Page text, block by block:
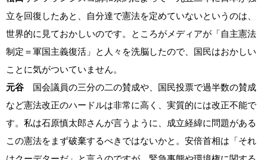
立を回復したあと、自分達で憲法を定めていないというのは、
世界的に見ておかしいのです。ところがメディアが「自主憲法
制定＝軍国主義復活」と人々を洗脳したので、国民はおかしい
ことに気がついていません。
元谷 国会議員の三分の二の賛成や、国民投票で過半数の賛成
など憲法改正のハードルは非常に高く、実質的には改正不能で
す。私は石原慎太郎さんが言うように、成立経緯に問題がある
この憲法をまず破棄するべきではないかと。安倍首相は「それ